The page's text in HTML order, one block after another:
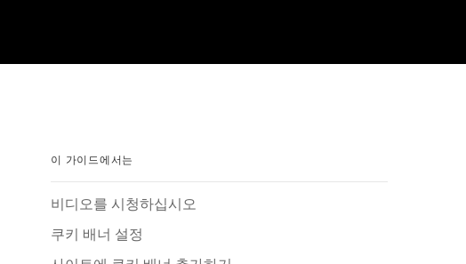
이 가이드에서는
비디오를 시청하십시오
쿠키 배너 설정